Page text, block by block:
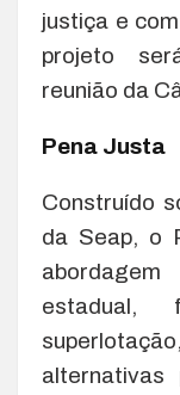
justiça e
projeto
reunião da
Pena Justa
Construído
da Seap, o